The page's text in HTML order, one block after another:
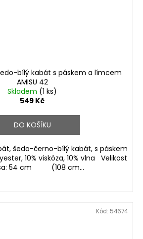
bílý kabát s páskem a límcem
AMISU 42
Skladem (1 ks)
549 Kč
DO KOŠÍKU
šedo-černo-bílý kabát, s páskem
10% viskóza, 10% vlna Velikost
54 cm (108 cm...
Kód: 54674